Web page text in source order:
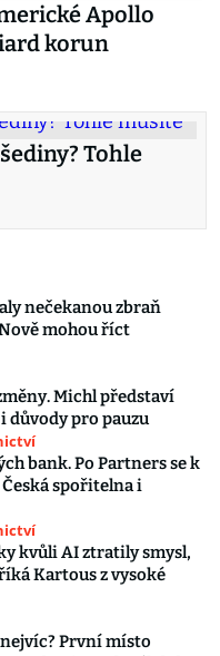
Apollo
korun
Tohle
nečekanou zbraň
mohou říct
Michl představí
důvody pro pauzu
bank. Po Partners se k
spořitelna i
kvůli AI ztratily smysl,
Kartous z vysoké
První místo